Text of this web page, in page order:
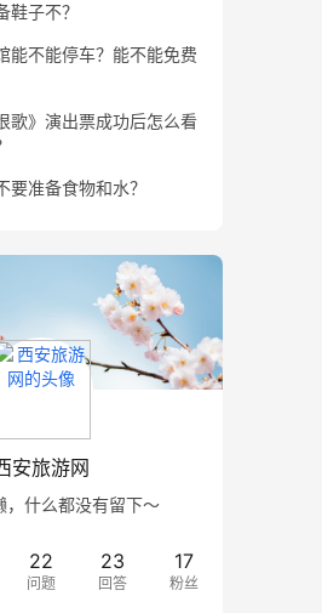
鞋子不？
能不能停车？能不能免费
歌》演出票成功后怎么看
要准备食物和水？
安旅游网
，什么都没有留下～
22
问题
23
回答
17
粉丝